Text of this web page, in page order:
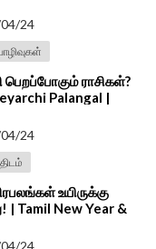
24
ராசிகள்?
Palangal |
Meenam வரை முழு
24
உயிருக்கு
| Tamil New Year &
Common Palan